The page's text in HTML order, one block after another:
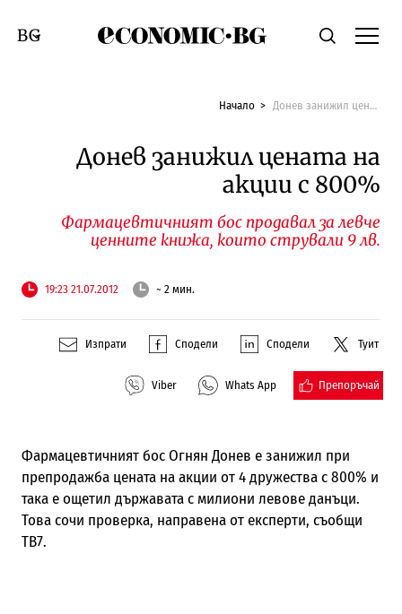
Economic.bgТърсене
Смяна на език
Начало Донев занижил цената на акции с 800%
Донев занижил цената на
акции с 800%
Фармацевтичният бос продавал за левче
ценните книжа, които стрували 9 лв.
19:23 21.07.2012 ~ 2 мин.
Изпрати Сподели Сподели Туит
Viber Whats App Препоръчай
Фармацевтичният бос Огнян Донев е занижил при
препродажба цената на акции от 4 дружества с 800% и
така е ощетил държавата с милиони левове данъци.
Това сочи проверка, направена от експерти, съобщи
ТВ7.